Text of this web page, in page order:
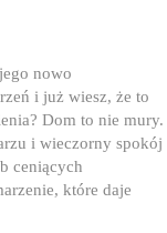
nowo
i już wiesz, że to
Dom to nie mury.
i wieczorny spokój
ceniących
które daje